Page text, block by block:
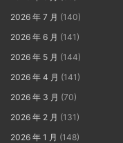
2026 年 7 月 (140)
2026 年 6 月 (141)
2026 年 5 月 (144)
2026 年 4 月 (141)
2026 年 3 月 (70)
2026 年 2 月 (131)
2026 年 1 月 (148)